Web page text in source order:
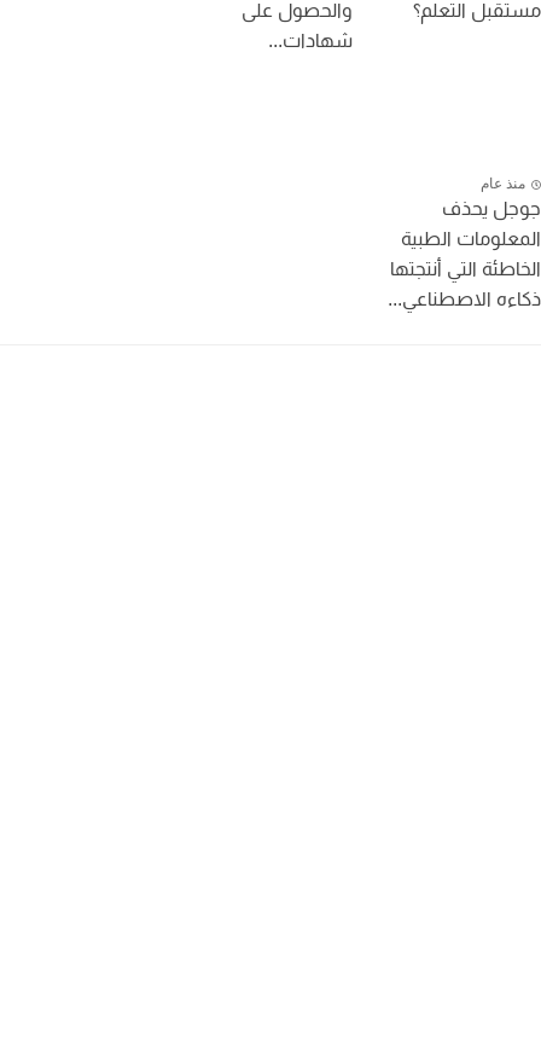
التعلم؟
والحصول على
شهادات...
عام
يحذف
الطبية
التي أنتجتها
الاصطناعي...